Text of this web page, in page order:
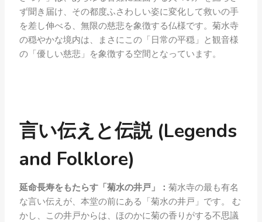
ず聞き届け、その都度ふさわしい姿に変化して救いの手
を差し伸べる、無限の慈悲を象徴する仏様です。菊水寺
の穏やかな境内は、まさにこの「日常の平穏」と観音様
の「優しい慈悲」を象徴する空間となっています。
言い伝えと伝説 (Legends
and Folklore)
延命長寿をもたらす「菊水の井戸」： 菊水寺の最も有名
な言い伝えが、本堂の前にある「菊水の井戸」です。 む
かし、この井戸からは、ほのかに菊の香りがする不思議